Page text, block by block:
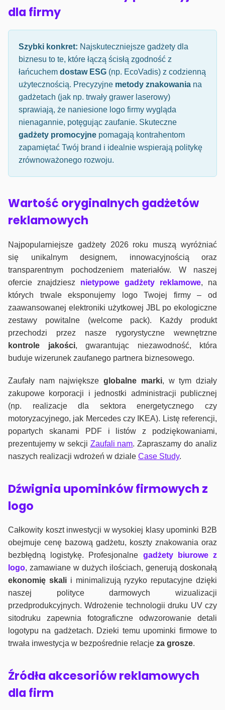
dla firmy
Szybki konkret: Najskuteczniejsze gadżety dla
biznesu to te, które łączą ścisłą zgodność z
łańcuchem dostaw ESG (np. EcoVadis) z codzienną
użytecznością. Precyzyjne metody znakowania na
gadżetach (jak np. trwały grawer laserowy)
sprawiają, że naniesione logo firmy wygląda
nienagannie, potęgując zaufanie. Skuteczne
gadżety promocyjne pomagają kontrahentom
zapamiętać Twój brand i idealnie wspierają politykę
zrównoważonego rozwoju.
Wartość oryginalnych gadżetów
reklamowych
Najpopularniejsze gadżety 2026 roku muszą wyróżniać
się unikalnym designem, innowacyjnością oraz
transparentnym pochodzeniem materiałów. W naszej
ofercie znajdziesz nietypowe gadżety reklamowe, na
których trwale eksponujemy logo Twojej firmy – od
zaawansowanej elektroniki użytkowej JBL po ekologiczne
zestawy powitalne (welcome pack). Każdy produkt
przechodzi przez nasze rygorystyczne wewnętrzne
kontrole jakości, gwarantując niezawodność, która
buduje wizerunek zaufanego partnera biznesowego.
Zaufały nam największeglobalne marki, w tym działy
zakupowe korporacji i jednostki administracji publicznej
(np. realizacje dla sektora energetycznego czy
motoryzacyjnego, jak Mercedes czy IKEA). Listę referencji,
popartych skanami PDF i listów z podziękowaniami,
prezentujemy w sekcji Zaufali nam. Zapraszamy do analiz
naszych realizacji wdrożeń w dziale Case Study.
Dźwignia upominków firmowych z
logo
Całkowity koszt inwestycji w wysokiej klasy upominki B2B
obejmuje cenę bazową gadżetu, koszty znakowania oraz
bezbłędną logistykę. Profesjonalne gadżety biurowe z
logo, zamawiane w dużych ilościach, generują doskonałą
ekonomię skalii minimalizują ryzyko reputacyjne dzięki
naszej polityce darmowych wizualizacji
przedprodukcyjnych. Wdrożenie technologii druku UV czy
sitodruku zapewnia fotograficzne odwzorowanie detali
logotypu na gadżetach. Dzieki temu upominki firmowe to
trwała inwestycja w bezpośrednie relacje za grosze.
Źródła akcesoriów reklamowych
dla firm